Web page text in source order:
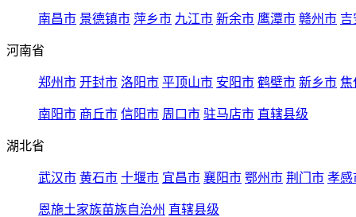
南昌市 景德镇市 萍乡市 九江市 新余市 鹰潭市 赣州市 吉
河南省
郑州市 开封市 洛阳市 平顶山市 安阳市 鹤壁市 新乡市 焦
南阳市 商丘市 信阳市 周口市 驻马店市 直辖县级
湖北省
武汉市 黄石市 十堰市 宜昌市 襄阳市 鄂州市 荆门市 孝感
恩施土家族苗族自治州 直辖县级